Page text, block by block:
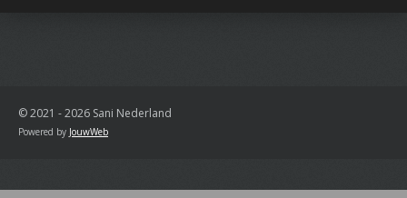
© 2021 - 2026 Sani Nederland
Powered by JouwWeb